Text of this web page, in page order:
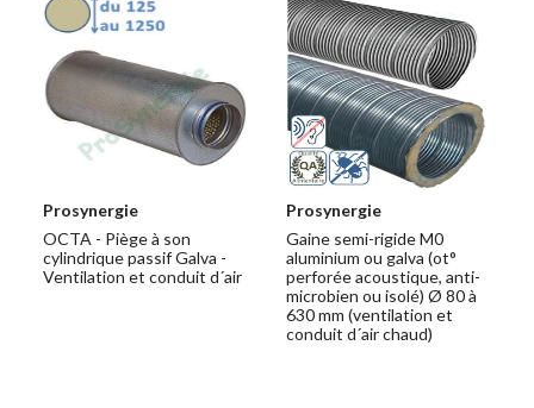
Prosynergie
OCTA - Piège à son
cylindrique passif Galva -
Ventilation et conduit d´air
Prosynergie
Gaine semi-rigide M0
aluminium ou galva (ot°
perforée acoustique, anti-
microbien ou isolé) Ø 80 à
630 mm (ventilation et
conduit d´air chaud)